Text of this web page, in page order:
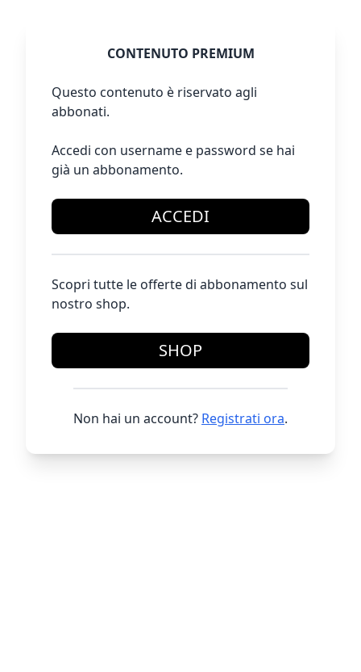
CONTENUTO PREMIUM
Questo contenuto è riservato agli
abbonati.
Accedi con username e password se hai
già un abbonamento.
ACCEDI
Scopri tutte le offerte di abbonamento sul
nostro shop.
SHOP
Non hai un account? Registrati ora.